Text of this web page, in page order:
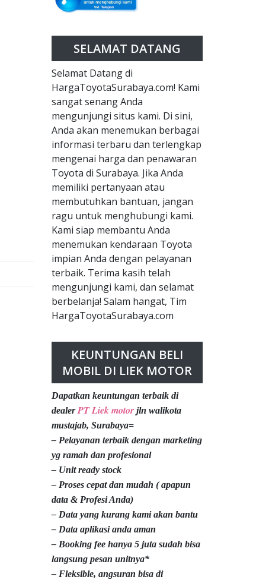
SELAMAT DATANG
Selamat Datang di
HargaToyotaSurabaya.com! Kami
sangat senang Anda
mengunjungi situs kami. Di sini,
Anda akan menemukan berbagai
informasi terbaru dan terlengkap
mengenai harga dan penawaran
Toyota di Surabaya. Jika Anda
memiliki pertanyaan atau
membutuhkan bantuan, jangan
ragu untuk menghubungi kami.
Kami siap membantu Anda
menemukan kendaraan Toyota
impian Anda dengan pelayanan
terbaik. Terima kasih telah
mengunjungi kami, dan selamat
berbelanja! Salam hangat, Tim
HargaToyotaSurabaya.com
KEUNTUNGAN BELI
MOBIL DI LIEK MOTOR
Dapatkan keuntungan terbaik di
dealerPT Liek motor jln walikota
mustajab, Surabaya=
– Pelayanan terbaik dengan marketing
yg ramah dan profesional
– Unit ready stock
– Proses cepat dan mudah ( apapun
data & Profesi Anda)
– Data yang kurang kami akan bantu
– Data aplikasi anda aman
– Booking fee hanya 5 juta sudah bisa
langsung pesan unitnya*
– Fleksible, angsuran bisa di